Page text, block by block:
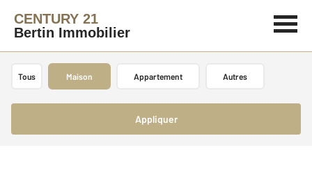
CENTURY 21
Bertin Immobilier
Tous Maison Appartement Autres
Appliquer